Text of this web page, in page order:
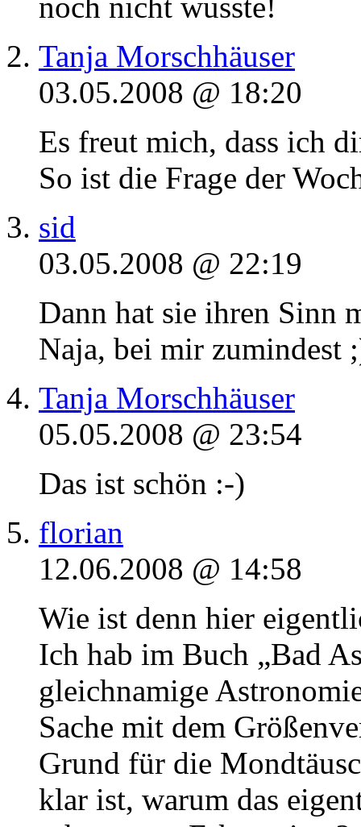
Tanja Morschhäuser
03.05.2008 @ 18:20
Es freut mich, dass ich
So ist die Frage der
sid
03.05.2008 @ 22:19
Dann hat sie ihren Sinn
Naja, bei mir zumindest
Tanja Morschhäuser
05.05.2008 @ 23:54
Das ist schön :-)
florian
12.06.2008 @ 14:58
Wie ist denn hier
Ich hab im Buch „Bad
gleichnamige
Sache mit dem
Grund für die
klar ist, warum das